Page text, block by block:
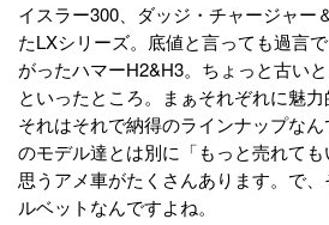
イスラー300、ダッジ・チャージャー
たLXシリーズ。底値と言っても過言
がったハマーH2&H3。ちょっと古い
といったところ。まぁそれぞれに魅力
それはそれで納得のラインナップな
のモデル達とは別に「もっと売れて
思うアメ車がたくさんあります。で
ルベットなんですよね。